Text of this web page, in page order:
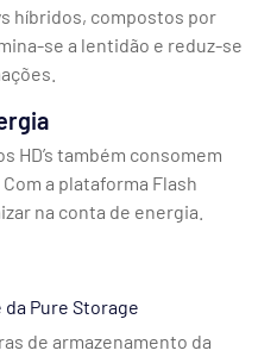
híbridos, compostos por
se a lentidão e reduz-se
HD’s também consomem
a plataforma Flash
na conta de energia.
Pure Storage
de armazenamento da